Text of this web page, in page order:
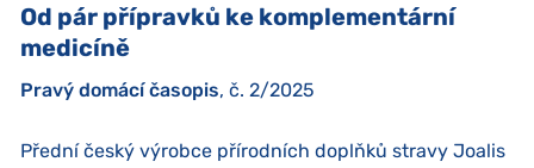
Od pár přípravků ke komplementární
medicíně
Pravý domácí časopis, č. 2/2025
Přední český výrobce přírodních doplňků stravy Joalis